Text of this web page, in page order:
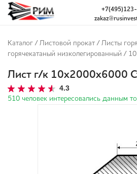
Каталог / Листовой прокат / Листы
горячекатаный низколегированный / 10
Лист г/к 10х2000х6000
4.3
510 человек интересовались данным